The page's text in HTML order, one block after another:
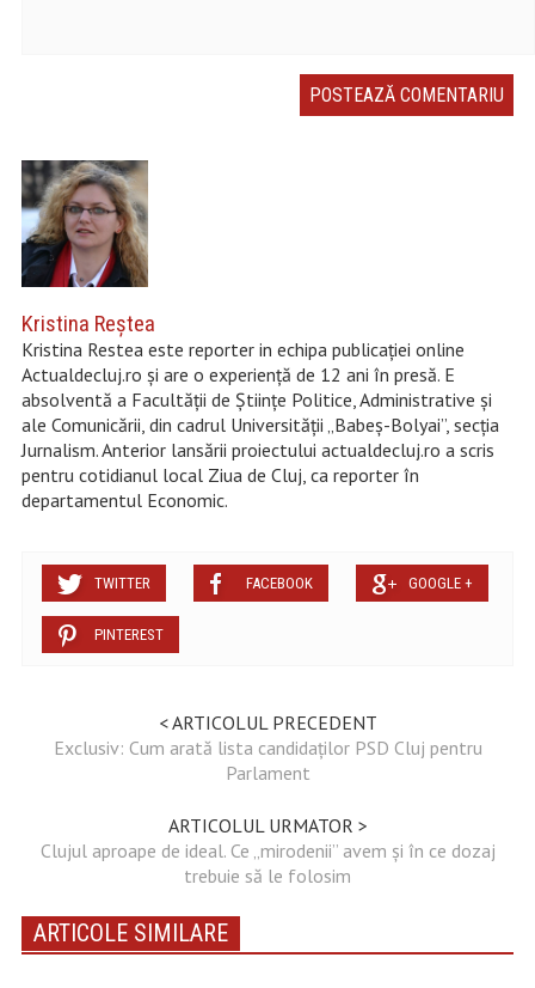
Kristina Reştea
Kristina Restea este reporter in echipa publicației online
Actualdecluj.ro și are o experiență de 12 ani în presă. E
absolventă a Facultății de Științe Politice, Administrative și
ale Comunicării, din cadrul Universității „Babeș-Bolyai”, secția
Jurnalism. Anterior lansării proiectului actualdecluj.ro a scris
pentru cotidianul local Ziua de Cluj, ca reporter în
departamentul Economic.
TWITTER FACEBOOK GOOGLE +
PINTEREST
< ARTICOLUL PRECEDENT
Exclusiv: Cum arată lista candidaților PSD Cluj pentru
Parlament
ARTICOLUL URMATOR >
Clujul aproape de ideal. Ce „mirodenii” avem și în ce dozaj
trebuie să le folosim
ARTICOLE SIMILARE